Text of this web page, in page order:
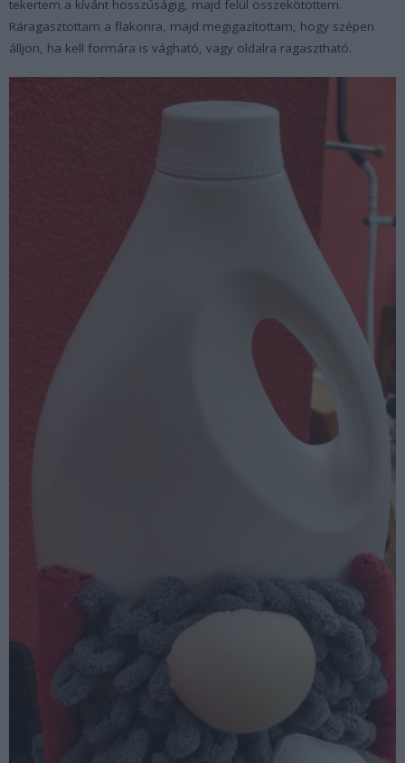
tekertem a kívánt hosszúságig, majd felül összekötöttem.
Ráragasztottam a flakonra, majd megigazítottam, hogy szépen
álljon, ha kell formára is vágható, vagy oldalra ragasztható.